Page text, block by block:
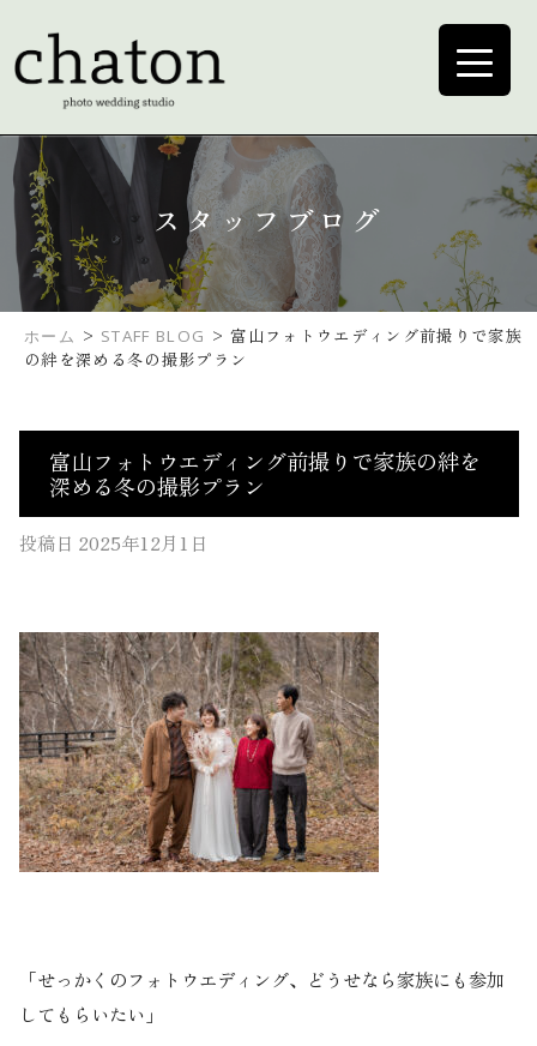
スタッフブログ
ホーム > STAFF BLOG >富山フォトウエディング前撮りで家族
の絆を深める冬の撮影プラン
富山フォトウエディング前撮りで家族の絆を
深める冬の撮影プラン
投稿日 2025年12月1日
「せっかくのフォトウエディング、どうせなら家族にも参加
してもらいたい」